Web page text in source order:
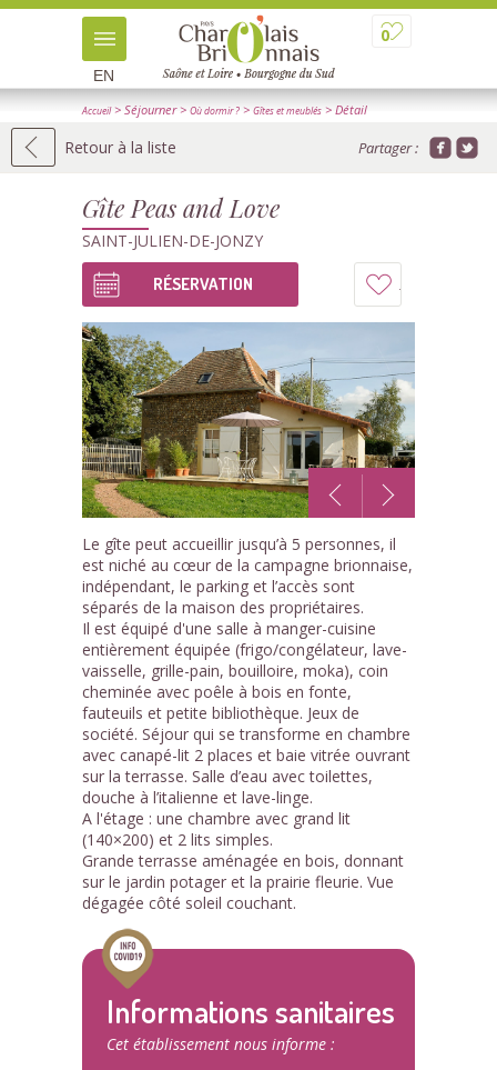
0
EN
Accueil> Séjourner> Où dormir ? > Gîtes et meublés > Détail
Retour à la liste Partager :
Gîte Peas and Love
SAINT-JULIEN-DE-JONZY
à
mon
carnet
RÉSERVATION
1 /8
Le gîte peut accueillir jusqu’à 5 personnes, il
est niché au cœur de la campagne brionnaise,
indépendant, le parking et l’accès sont
séparés de la maison des propriétaires.
Il est équipé d'une salle à manger-cuisine
entièrement équipée (frigo/congélateur, lave-
vaisselle, grille-pain, bouilloire, moka), coin
cheminée avec poêle à bois en fonte,
fauteuils et petite bibliothèque. Jeux de
société. Séjour qui se transforme en chambre
avec canapé-lit 2 places et baie vitrée ouvrant
sur la terrasse. Salle d’eau avec toilettes,
douche à l’italienne et lave-linge.
A l'étage : une chambre avec grand lit
(140×200) et 2 lits simples.
Grande terrasse aménagée en bois, donnant
sur le jardin potager et la prairie fleurie. Vue
dégagée côté soleil couchant.
Informations sanitaires
Cet établissement nous informe :